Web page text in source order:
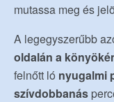
mutassa meg és
A legegyszerűbb
oldalán a
felnőtt ló nyugalmi
szívdobbanás